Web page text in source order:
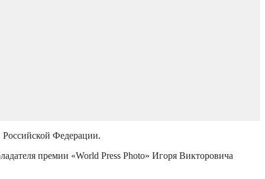
Федерации.
премии «World Press Photo» Игоря Викторовича